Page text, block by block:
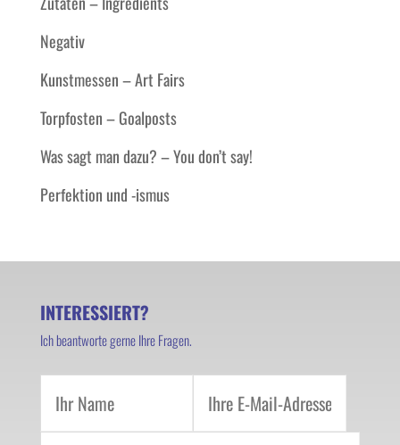
Negativ
Kunstmessen – Art Fairs
Torpfosten – Goalposts
Was sagt man dazu? – You don’t say!
Perfektion und -ismus
INTERESSIERT?
Ich beantworte gerne Ihre Fragen.